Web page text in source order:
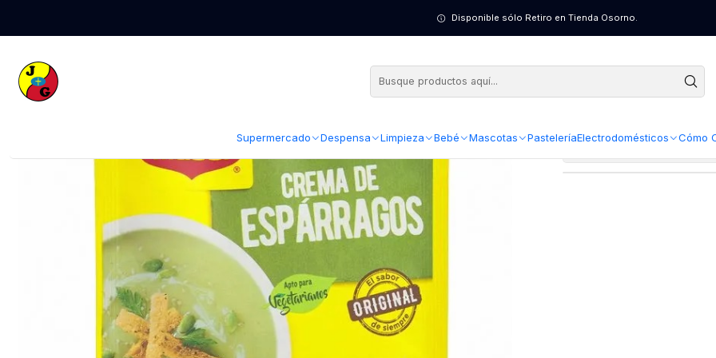
Supermercado Despensa Limpieza Bebé Mascotas PasteleríaElectrodomésticos Cómo
Disponible sólo Retiro en Tienda Osorno.
Crema